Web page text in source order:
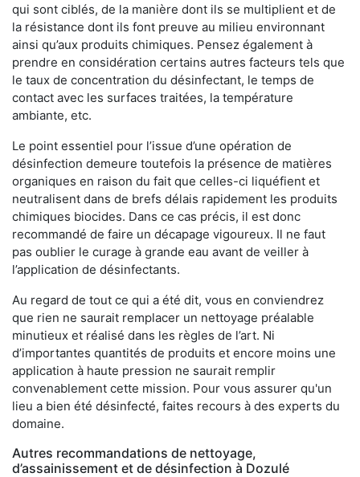
qui sont ciblés, de la manière dont ils se multiplient et de
la résistance dont ils font preuve au milieu environnant
ainsi qu’aux produits chimiques. Pensez également à
prendre en considération certains autres facteurs tels que
le taux de concentration du désinfectant, le temps de
contact avec les surfaces traitées, la température
ambiante, etc.
Le point essentiel pour l’issue d’une opération de
désinfection demeure toutefois la présence de matières
organiques en raison du fait que celles-ci liquéfient et
neutralisent dans de brefs délais rapidement les produits
chimiques biocides. Dans ce cas précis, il est donc
recommandé de faire un décapage vigoureux. Il ne faut
pas oublier le curage à grande eau avant de veiller à
l’application de désinfectants.
Au regard de tout ce qui a été dit, vous en conviendrez
que rien ne saurait remplacer un nettoyage préalable
minutieux et réalisé dans les règles de l’art. Ni
d’importantes quantités de produits et encore moins une
application à haute pression ne saurait remplir
convenablement cette mission. Pour vous assurer qu'un
lieu a bien été désinfecté, faites recours à des experts du
domaine.
Autres recommandations de nettoyage,
d’assainissement et de désinfection à Dozulé